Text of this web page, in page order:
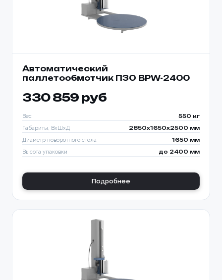
Автоматический
паллетообмотчик ПЗО BPW-2400
330 859 руб
Вес 550 кг
Габариты, ВхШхД 2850х1650х2500 мм
Диаметр поворотного стола 1650 мм
Высота упаковки до 2400 мм
Подробнее